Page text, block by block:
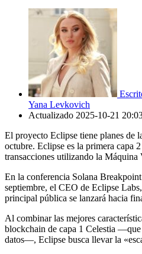
Yana Levkovich
Actualizado 2025-10-21
El proyecto Eclipse tiene planes de
octubre. Eclipse es la primera capa
transacciones utilizando la Máquina
En la conferencia Solana
septiembre, el CEO de Eclipse
principal pública se lanzará hacia
Al combinar las mejores
blockchain de capa 1 Celestia —que
datos—, Eclipse busca llevar la